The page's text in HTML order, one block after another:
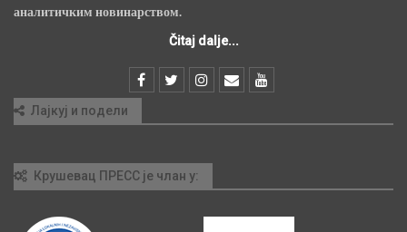
аналитичким новинарством.
Čitaj dalje...
Лајкуј и подели
Крушевац ПРЕСС је члан у: